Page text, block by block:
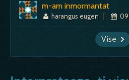
m-am inmormantat
harangus eugen |
Vise